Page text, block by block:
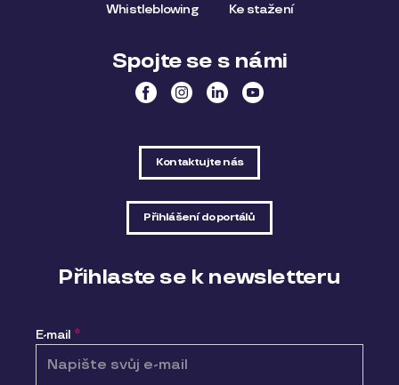
Whistleblowing Ke stažení
Spojte se s námi
Kontaktujte nás
Přihlášení do portálů
Přihlaste se k newsletteru
E-mail *